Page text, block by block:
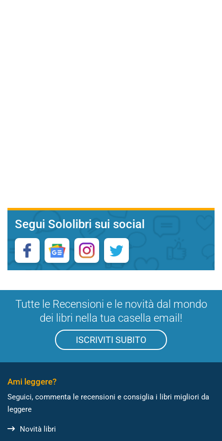
Segui Sololibri sui social
Tutte le Recensioni e le novità dal mondo
dei libri nella tua casella email!
ISCRIVITI SUBITO
Ami leggere?
Seguici, commenta le recensioni e consiglia i libri migliori da
leggere
Novità libri